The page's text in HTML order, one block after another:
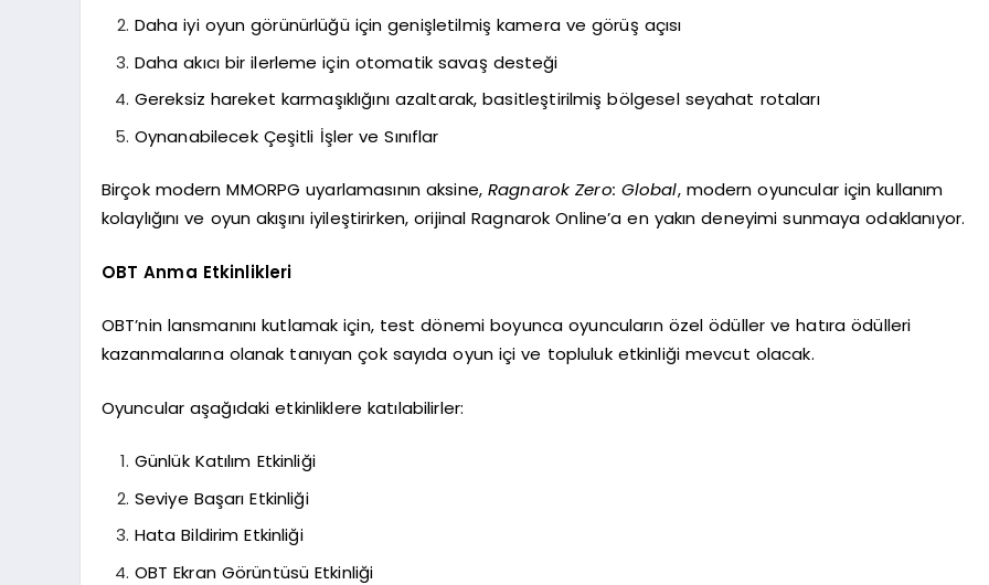
Daha iyi oyun görünürlüğü için genişletilmiş kamera ve görüş açısı
Daha akıcı bir ilerleme için otomatik savaş desteği
Gereksiz hareket karmaşıklığını azaltarak, basitleştirilmiş bölgesel seyahat rotaları
Oynanabilecek Çeşitli İşler ve Sınıflar
Birçok modern MMORPG uyarlamasının aksine, Ragnarok Zero: Global, modern oyuncular için kullanım
kolaylığını ve oyun akışını iyileştirirken, orijinal Ragnarok Online’a en yakın deneyimi sunmaya odaklanıyor.
OBT Anma Etkinlikleri
OBT’nin lansmanını kutlamak için, test dönemi boyunca oyuncuların özel ödüller ve hatıra ödülleri
kazanmalarına olanak tanıyan çok sayıda oyun içi ve topluluk etkinliği mevcut olacak.
Oyuncular aşağıdaki etkinliklere katılabilirler:
Günlük Katılım Etkinliği
Seviye Başarı Etkinliği
Hata Bildirim Etkinliği
OBT Ekran Görüntüsü Etkinliği